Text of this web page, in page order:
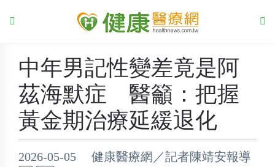
中年男記性變差竟是阿
茲海默症 醫籲：把握
黃金期治療延緩退化
2026-05-05 健康醫療網／記者陳靖安報導